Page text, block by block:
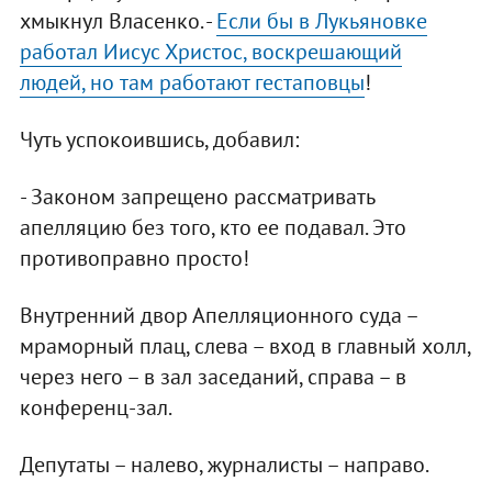
хмыкнул Власенко. -Если бы в Лукьяновке
работал Иисус Христос, воскрешающий
людей, но там работают гестаповцы!
Чуть успокоившись, добавил:
- Законом запрещено рассматривать
апелляцию без того, кто ее подавал. Это
противоправно просто!
Внутренний двор Апелляционного суда –
мраморный плац, слева – вход в главный холл,
через него – в зал заседаний, справа – в
конференц-зал.
Депутаты – налево, журналисты – направо.